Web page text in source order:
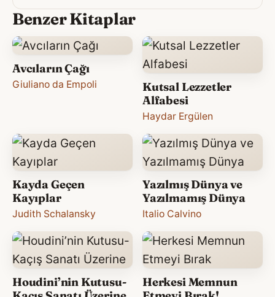
Benzer Kitaplar
Avcıların Çağı
Giuliano da Empoli
Kutsal Lezzetler
Alfabesi
Haydar Ergülen
Kayda Geçen
Kayıplar
Judith Schalansky
Yazılmış Dünya ve
Yazılmamış Dünya
Italio Calvino
Houdini’nin Kutusu-
Herkesi Memnun